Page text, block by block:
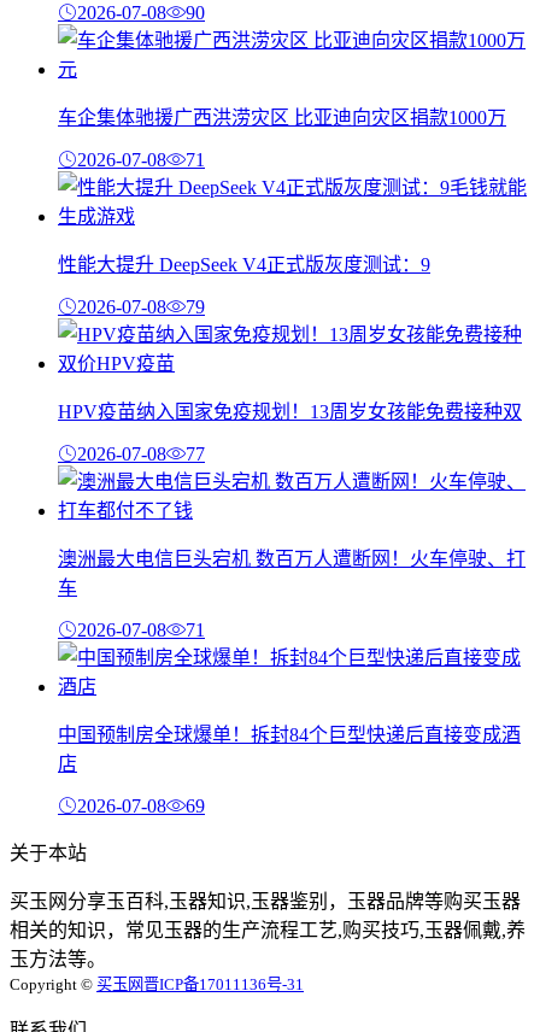
2026-07-08 90
车企集体驰援广西洪涝灾区 比亚迪向灾区捐款1000万
2026-07-08 71
性能大提升 DeepSeek V4正式版灰度测试：9
2026-07-08 79
HPV疫苗纳入国家免疫规划！13周岁女孩能免费接种双
2026-07-08 77
澳洲最大电信巨头宕机 数百万人遭断网！火车停驶、打
车
2026-07-08 71
中国预制房全球爆单！拆封84个巨型快递后直接变成酒
店
2026-07-08 69
关于本站
买玉网分享玉百科,玉器知识,玉器鉴别，玉器品牌等购买玉器
相关的知识，常见玉器的生产流程工艺,购买技巧,玉器佩戴,养
玉方法等。
Copyright © 买玉网晋ICP备17011136号-31